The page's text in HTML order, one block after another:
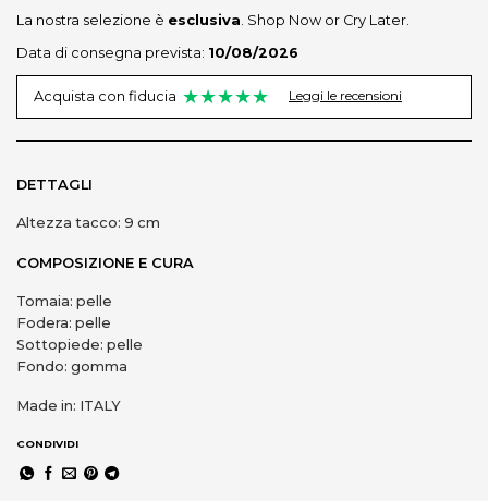
La nostra selezione è esclusiva. Shop Now or Cry Later.
Data di consegna prevista: 10/08/2026
Acquista con fiducia ★★★★★ Leggi le recensioni
DETTAGLI
Altezza tacco: 9 cm
COMPOSIZIONE E CURA
Tomaia: pelle
Fodera: pelle
Sottopiede: pelle
Fondo: gomma
Made in: ITALY
CONDIVIDI